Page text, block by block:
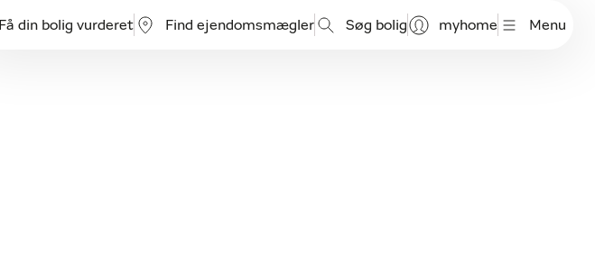
Få din bolig vurderet Find ejendomsmægler Søg bolig myhome Menu